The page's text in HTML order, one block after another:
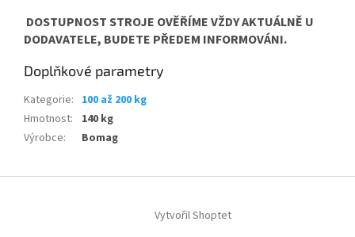
DOSTUPNOST STROJE OVĚŘÍME VŽDY AKTUÁLNĚ U
DODAVATELE, BUDETE PŘEDEM INFORMOVÁNI.
Doplňkové parametry
Kategorie: 100 až 200 kg
Hmotnost:
140 kg
Výrobce: Bomag
Vytvořil Shoptet